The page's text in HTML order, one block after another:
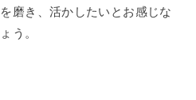
磨き、活かしたいとお感じな
う。